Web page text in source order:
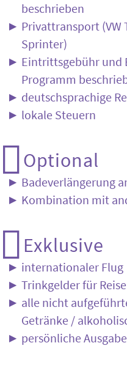
beschrieben
Privattransport (VW
Sprinter)
Eintrittsgebühr und
Programm
deutschsprachige
lokale Steuern
Optional
Badeverlängerung
Kombination mit
Exklusive
internationaler Flug
Trinkgelder für
alle nicht
Getränke /
persönliche